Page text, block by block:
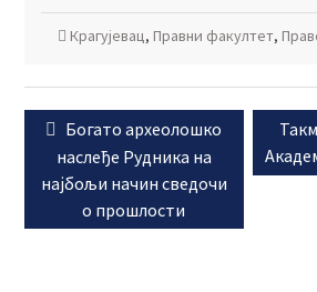
Крагујевац, Правни факултет,
Кретање
чланкаPrevious
post:
Богато археолошко
наслеђе Рудника на
најбољи начин сведочи
о прошлости
Next
post: